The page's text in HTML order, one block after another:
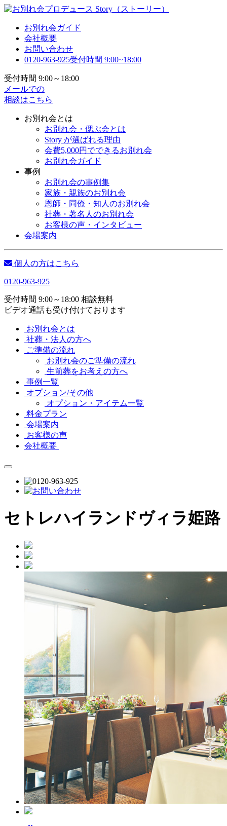
お別れ会ガイド
会社概要
お問い合わせ
0120-963-925受付時間 9:00~18:00
受付時間 9:00～18:00
メールでの
相談はこちら
お別れ会とは
お別れ会・偲ぶ会とは
Story が選ばれる理由
会費5,000円でできるお別れ会
お別れ会ガイド
事例
お別れ会の事例集
家族・親族のお別れ会
恩師・同僚・知人のお別れ会
社葬・著名人のお別れ会
お客様の声・インタビュー
会場案内
個人の方はこちら
0120-963-925
受付時間 9:00～18:00 相談無料
ビデオ通話も受け付けております
お別れ会とは
社葬・法人の方へ
ご準備の流れ
お別れ会のご準備の流れ
生前葬をお考えの方へ
事例一覧
オプション/その他
オプション・アイテム一覧
料金プラン
会場案内
お客様の声
会社概要
セトレハイランドヴィラ姫路